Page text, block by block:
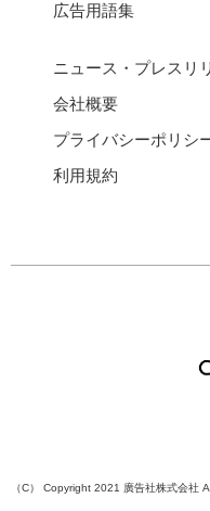
広告用語集
ニュース・プレスリ
会社概要
プライバシーポリシ
利用規約
（C） Copyright 2021 廣告社株式会社